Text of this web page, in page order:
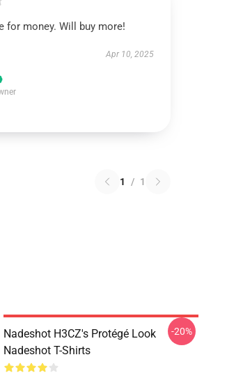
for money. Will buy more!
Apr 10, 2025
1 / 1
Nadeshot H3CZ's Protégé Look
Nadeshot T-Shirts
-20%